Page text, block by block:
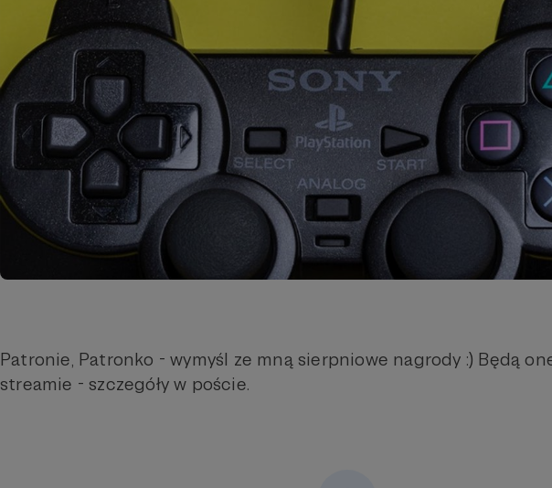
Patronie, Patronko - wymyśl ze mną sierpniowe nagrody :) Będą
streamie - szczegóły w poście.